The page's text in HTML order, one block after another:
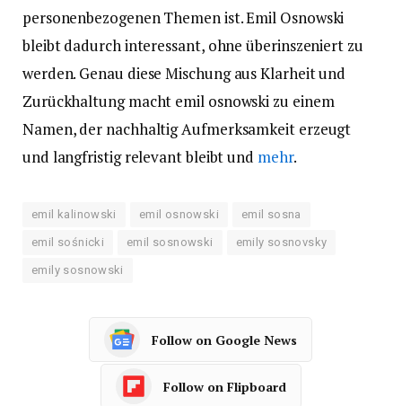
personenbezogenen Themen ist. Emil Osnowski
bleibt dadurch interessant, ohne überinszeniert zu
werden. Genau diese Mischung aus Klarheit und
Zurückhaltung macht emil osnowski zu einem
Namen, der nachhaltig Aufmerksamkeit erzeugt
und langfristig relevant bleibt und mehr.
emil kalinowski emil osnowski emil sosna
emil sośnicki emil sosnowski emily sosnovsky
emily sosnowski
Follow on Google News
Follow on Flipboard